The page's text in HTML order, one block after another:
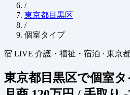
/
東京都目黒区
/
個室タイプ
宿 LIVE 介護・福祉・宿泊 · 東京
東京都目黒区で個室タ